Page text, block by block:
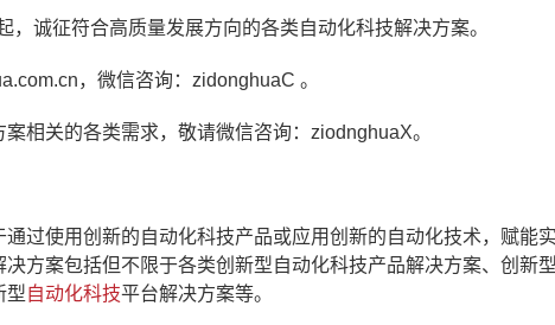
，诚征符合高质量发展方向的各类自动化科技解决方案。
，微信咨询：zidonghuaC 。
相关的各类需求，敬请微信咨询：ziodnghuaX。
过使用创新的自动化科技产品或应用创新的自动化技术，赋能
方案包括但不限于各类创新型自动化科技产品解决方案、创新
型自动化科技平台解决方案等。